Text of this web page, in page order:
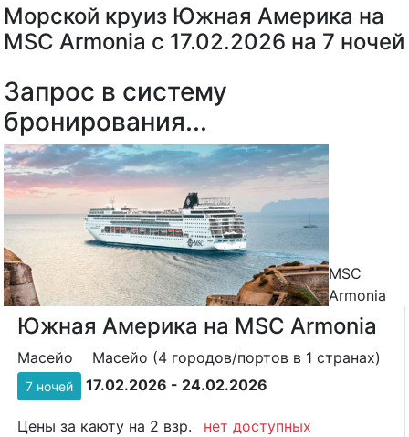
Морской круиз Южная Америка на
MSC Armonia с 17.02.2026 на 7 ночей
MSC
Armonia
Южная Америка на MSC Armonia
Масейо Масейо (4 городов/портов в 1 странах)
7 ночей 17.02.2026 - 24.02.2026
Цены за каюту на 2 взр.
нет доступных
Запрос в систему
бронирования...